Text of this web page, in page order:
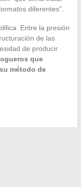
diferentes”.
Entre la presión
de las
de producir
que
método de